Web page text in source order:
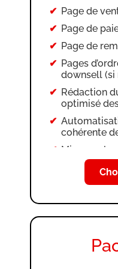
Page de
Page de
Page de
Pages
downsell (si
Rédaction
optimisé
cohérente
Mise en
(si
Intégration
Création
légales
d’e-mail